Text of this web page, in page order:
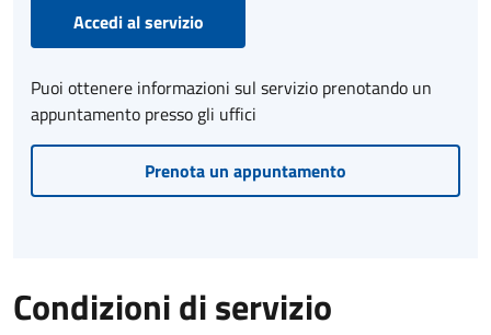
Accedi al servizio
Puoi ottenere informazioni sul servizio prenotando un
appuntamento presso gli uffici
Prenota un appuntamento
Condizioni di servizio